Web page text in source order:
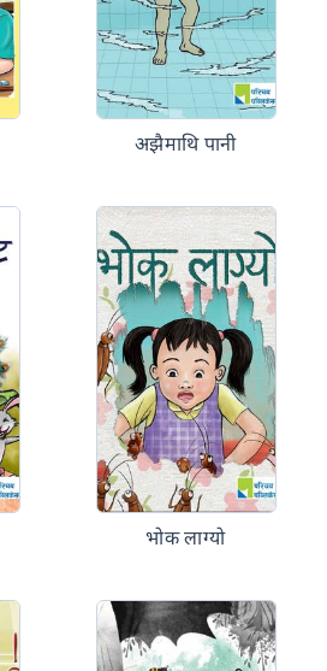
अझैमाथि पानी
भोक लाग्यो